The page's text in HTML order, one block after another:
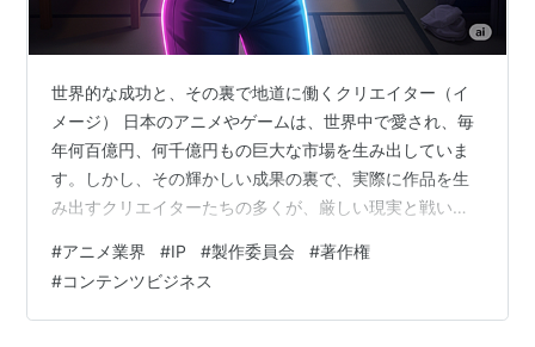
世界的な成功と、その裏で地道に働くクリエイター（イ
メージ） 日本のアニメやゲームは、世界中で愛され、毎
年何百億円、何千億円もの巨大な市場を生み出していま
す。しかし、その輝かしい成果の裏で、実際に作品を生
み出すクリエイターたちの多くが、厳しい現実と戦い続
世界で夢を追い続けるクリエイターなら、あるいはこれ
から目指す人なら、知っておくべき「光と影」がありま
す。そして、その影の中でも、未来を切り拓くためのヒ
#アニメ業界 #IP #製作委員会 #著作権
#コンテンツビジネス